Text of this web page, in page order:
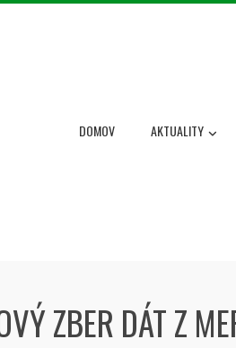
DOMOV AKTUALITY
ZBER DÁT Z